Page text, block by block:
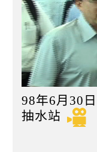
98年6月30
抽水站